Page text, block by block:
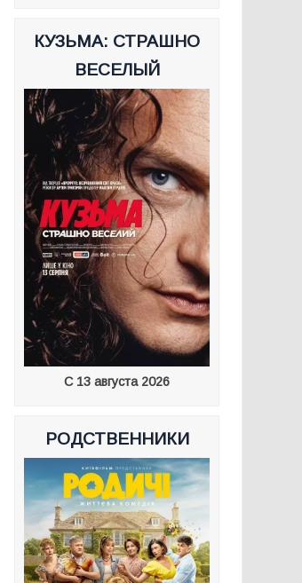
КУЗЬМА: СТРАШНО
ВЕСЕЛЫЙ
С 13 августа 2026
РОДСТВЕННИКИ